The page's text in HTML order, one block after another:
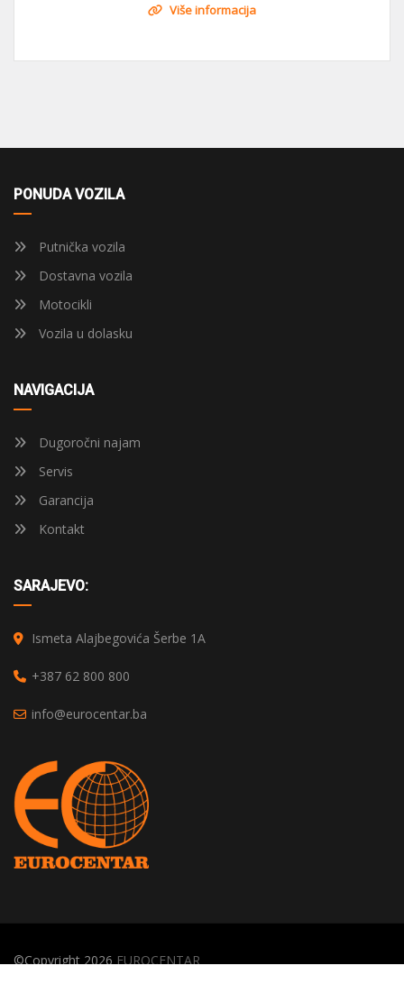
Više informacija
PONUDA VOZILA
Putnička vozila
Dostavna vozila
Motocikli
Vozila u dolasku
NAVIGACIJA
Dugoročni najam
Servis
Garancija
Kontakt
SARAJEVO:
Ismeta Alajbegovića Šerbe 1A
+387 62 800 800
info@eurocentar.ba
©Copyright 2026EUROCENTAR